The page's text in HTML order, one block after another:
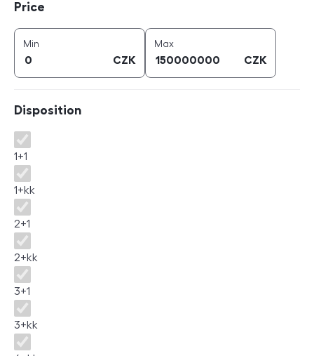
Price
Min
CZK
Maxprice (
CZK
Disposition
Disposition
1+1
1+kk
2+1
2+kk
3+1
3+kk